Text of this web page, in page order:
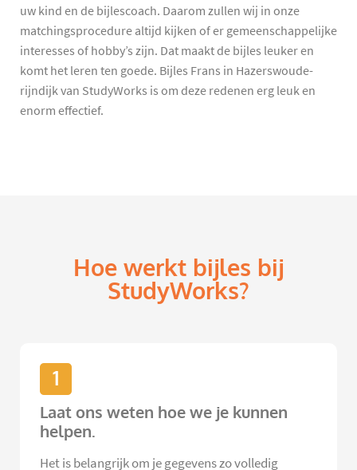
uw kind en de bijlescoach. Daarom zullen wij in onze
matchingsprocedure altijd kijken of er gemeenschappelijke
interesses of hobby’s zijn. Dat maakt de bijles leuker en
komt het leren ten goede. Bijles Frans in Hazerswoude-
rijndijk van StudyWorks is om deze redenen erg leuk en
enorm effectief.
Hoe werkt bijles bij
StudyWorks?
1
Laat ons weten hoe we je kunnen
helpen.
Het is belangrijk om je gegevens zo volledig